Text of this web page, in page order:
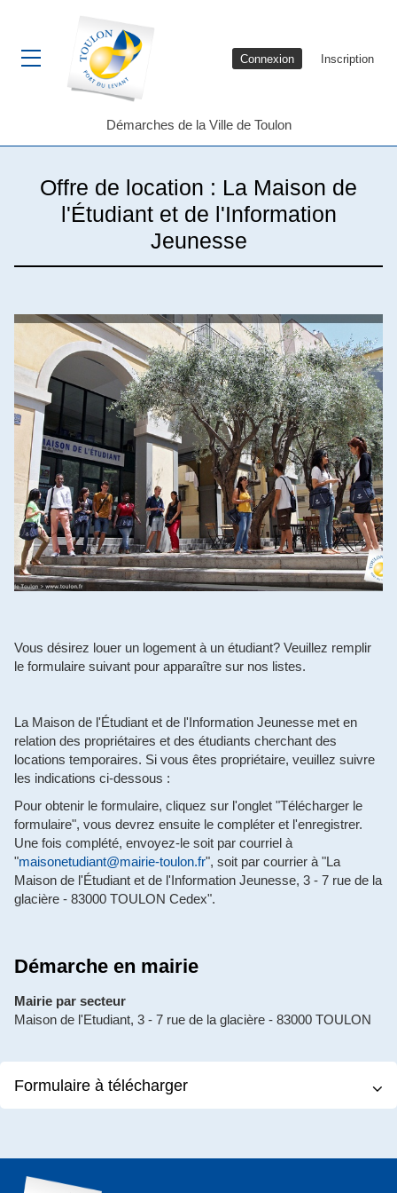
Connexion Inscription
Démarches de la Ville de Toulon
Ouvrir le menu
Offre de location : La Maison de
l'Étudiant et de l'Information
Jeunesse
Vous désirez louer un logement à un étudiant? Veuillez remplir
le formulaire suivant pour apparaître sur nos listes.
La Maison de l'Étudiant et de l'Information Jeunesse met en
relation des propriétaires et des étudiants cherchant des
locations temporaires. Si vous êtes propriétaire, veuillez suivre
les indications ci-dessous :
Pour obtenir le formulaire, cliquez sur l'onglet "Télécharger le
formulaire", vous devrez ensuite le compléter et l'enregistrer.
Une fois complété, envoyez-le soit par courriel à
"maisonetudiant@mairie-toulon.fr", soit par courrier à "La
Maison de l'Étudiant et de l'Information Jeunesse, 3 - 7 rue de la
glacière - 83000 TOULON Cedex".
Démarche en mairie
Mairie par secteur
Maison de l'Etudiant, 3 - 7 rue de la glacière - 83000 TOULON
Formulaire à télécharger